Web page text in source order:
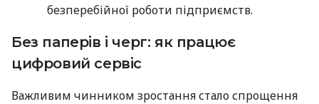
безперебійної роботи підприємств.
Без паперів і черг: як працює
цифровий сервіс
Важливим чинником зростання стало спрощення